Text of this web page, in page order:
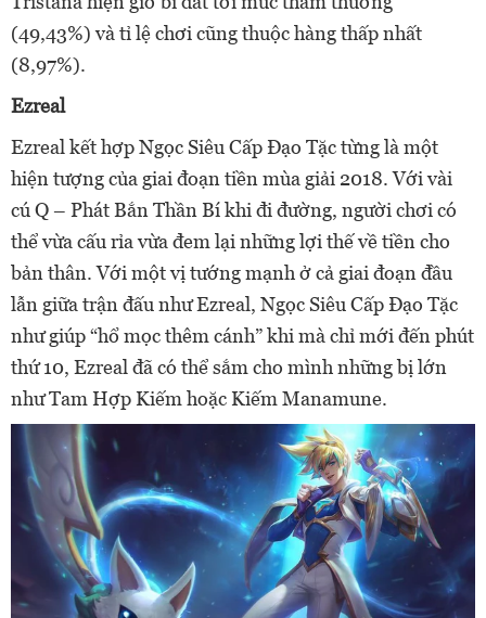
(49,43%) và tỉ lệ chơi cũng thuộc hàng thấp nhất
(8,97%).
Ezreal
Ezreal kết hợp Ngọc Siêu Cấp Đạo Tặc từng là một
hiện tượng của giai đoạn tiền mùa giải 2018. Với vài
cú Q – Phát Bắn Thần Bí khi đi đường, người chơi có
thể vừa cấu rỉa vừa đem lại những lợi thế về tiền cho
bản thân. Với một vị tướng mạnh ở cả giai đoạn đầu
lẫn giữa trận đấu như Ezreal, Ngọc Siêu Cấp Đạo Tặc
như giúp “hổ mọc thêm cánh” khi mà chỉ mới đến phút
thứ 10, Ezreal đã có thể sắm cho mình những bị lớn
như Tam Hợp Kiếm hoặc Kiếm Manamune.